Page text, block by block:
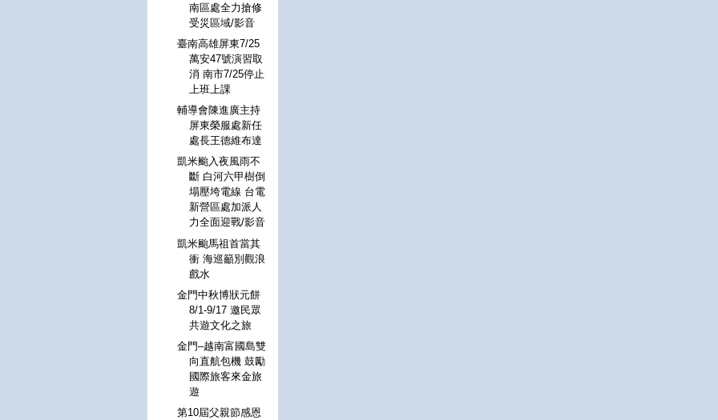
南區處全力搶修
受災區域/影音
臺南高雄屏東7/25
萬安47號演習取
消 南市7/25停止
上班上課
輔導會陳進廣主持
屏東榮服處新任
處長王德維布達
凱米颱入夜風雨不
斷 白河六甲樹倒
塌壓垮電線 台電
新營區處加派人
力全面迎戰/影音
凱米颱馬祖首當其
衝 海巡籲別觀浪
戲水
金門中秋博狀元餅
8/1-9/17 邀民眾
共遊文化之旅
金門–越南富國島雙
向直航包機 鼓勵
國際旅客來金旅
遊
第10屆父親節感恩